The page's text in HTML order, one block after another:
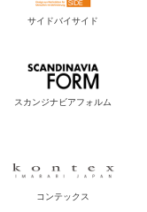
サイドバイサイド
スカンジナビアフォルム
コンテックス